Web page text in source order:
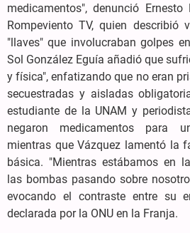
medicamentos", denunció
Rompeviento TV, quien describió
"llaves" que involucraban golpes
Sol González Eguía añadió que
y física", enfatizando que no eran
secuestradas y aisladas
estudiante de la UNAM y
negaron medicamentos para
mientras que Vázquez lamentó la
básica. "Mientras estábamos en
las bombas pasando sobre
evocando el contraste entre su
declarada por la ONU en la Franja.